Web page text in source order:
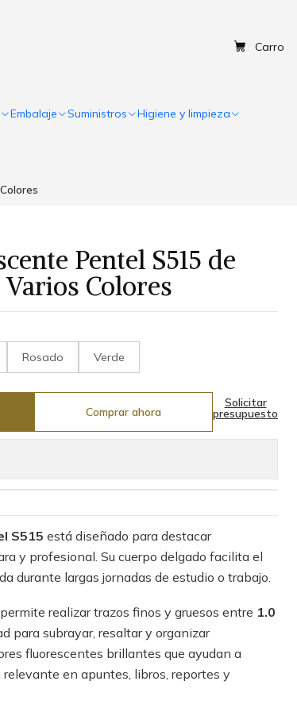
Carro
Embalaje Suministros Higiene y limpieza
Pentel S515 de
Colores
Rosado Verde
Comprar ahora
Solicitar
presupuesto
S515 está diseñado para destacar
y profesional. Su cuerpo delgado facilita el
durante largas jornadas de estudio o trabajo.
realizar trazos finos y gruesos entre 1.0
para subrayar, resaltar y organizar
fluorescentes brillantes que ayudan a
en apuntes, libros, reportes y